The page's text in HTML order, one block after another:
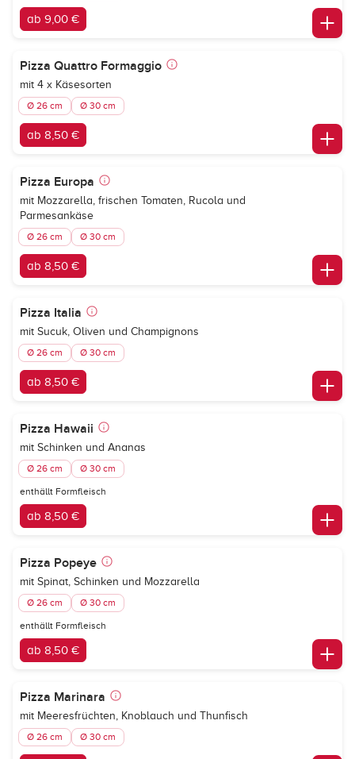
ab 9,00 €
Pizza Quattro Formaggio
mit 4 x Käsesorten
Ø 26 cm Ø 30 cm
ab 8,50 €
Pizza Europa
mit Mozzarella, frischen Tomaten, Rucola und
Parmesankäse
Ø 26 cm Ø 30 cm
ab 8,50 €
Pizza Italia
mit Sucuk, Oliven und Champignons
Ø 26 cm Ø 30 cm
ab 8,50 €
Pizza Hawaii
mit Schinken und Ananas
Ø 26 cm Ø 30 cm
enthällt Formfleisch
ab 8,50 €
Pizza Popeye
mit Spinat, Schinken und Mozzarella
Ø 26 cm Ø 30 cm
enthällt Formfleisch
ab 8,50 €
Pizza Marinara
mit Meeresfrüchten, Knoblauch und Thunfisch
Ø 26 cm Ø 30 cm